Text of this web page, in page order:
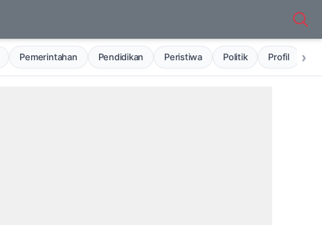
Pemerintahan Pendidikan Peristiwa Politik Profil ›